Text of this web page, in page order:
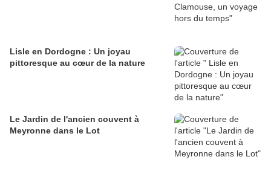
Lisle en Dordogne : Un joyau
pittoresque au cœur de la nature
Le Jardin de l'ancien couvent à
Meyronne dans le Lot